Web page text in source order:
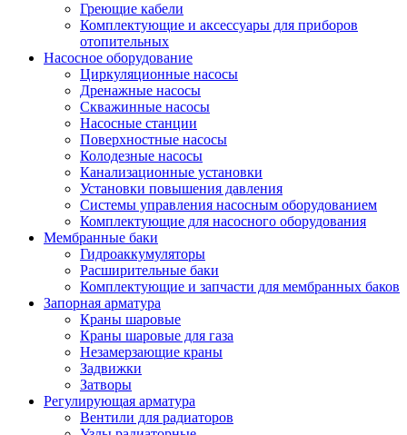
Греющие кабели
Комплектующие и аксессуары для приборов
отопительных
Насосное оборудование
Циркуляционные насосы
Дренажные насосы
Скважинные насосы
Насосные станции
Поверхностные насосы
Колодезные насосы
Канализационные установки
Установки повышения давления
Системы управления насосным оборудованием
Комплектующие для насосного оборудования
Мембранные баки
Гидроаккумуляторы
Расширительные баки
Комплектующие и запчасти для мембранных баков
Запорная арматура
Краны шаровые
Краны шаровые для газа
Незамерзающие краны
Задвижки
Затворы
Регулирующая арматура
Вентили для радиаторов